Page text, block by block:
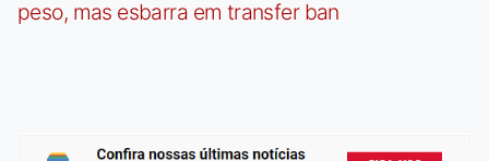
peso, mas esbarra em transfer ban